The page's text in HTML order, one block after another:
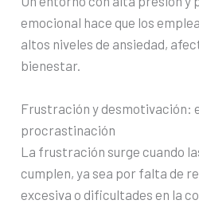
emocional hace que los
altos niveles de ansiedad,
bienestar.
Frustración y desmotivación:
procrastinación
La frustración surge cuando
cumplen, ya sea por falta de
excesiva o dificultades en la